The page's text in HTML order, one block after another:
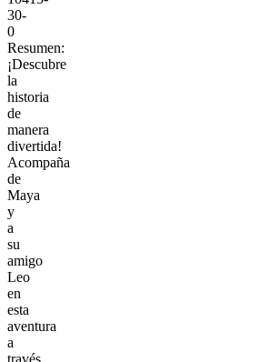
30-
0
Resumen:
¡Descubre
la
historia
de
manera
divertida!
Acompaña
de
Maya
y
a
su
amigo
Leo
en
esta
aventura
a
través